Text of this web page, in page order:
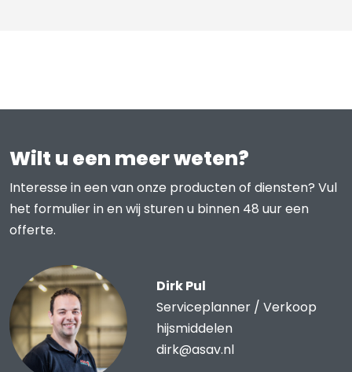
Wilt u een meer weten?
Interesse in een van onze producten of diensten? Vul
het formulier in en wij sturen u binnen 48 uur een
offerte.
Dirk Pul
Serviceplanner / Verkoop
hijsmiddelen
dirk@asav.nl